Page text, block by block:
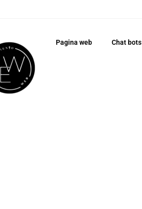
Pagina web Chat bots